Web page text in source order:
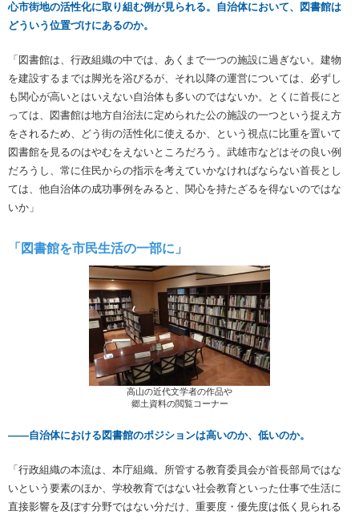
心市街地の活性化に取り組む例が見られる。自治体において、図書館は
どういう位置づけにあるのか。
「図書館は、行政組織の中では、あくまで一つの施設に過ぎない。建物
を建設するまでは脚光を浴びるが、それ以降の運営については、必ずし
も関心が高いとはいえない自治体も多いのではないか。とくに首長にと
っては、図書館は地方自治法に定められた公の施設の一つという捉え方
をされるため、どう街の活性化に使えるか、という視点に比重を置いて
図書館を見るのはやむをえないところだろう。武雄市などはその良い例
だろうし、常に住民からの指示を考えていかなければならない首長とし
ては、他自治体の成功事例をみると、関心を持たざるを得ないのではな
いか」
「図書館を市民生活の一部に」
高山の近代文学者の作品や
郷土資料の閲覧コーナー
――自治体における図書館のポジションは高いのか、低いのか。
「行政組織の本流は、本庁組織。所管する教育委員会が首長部局ではな
いという要素のほか、学校教育ではない社会教育といった仕事で生活に
直接影響を及ぼす分野ではない分だけ、重要度・優先度は低く見られる